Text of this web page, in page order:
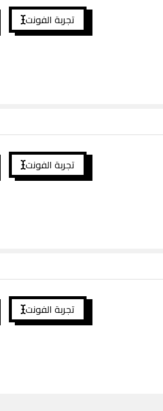
تجربة الفونت
تجربة الفونت
تجربة الفونت